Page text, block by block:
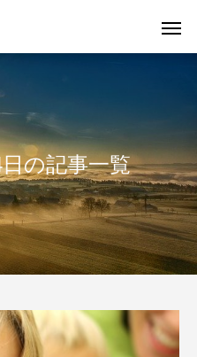
の記事一覧